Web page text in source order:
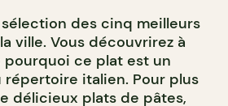
des cinq meilleurs
ville. Vous découvrirez à
ce plat est un
italien. Pour plus
délicieux plats de pâtes,